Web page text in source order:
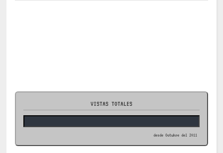
VISTAS TOTALES
desde Octubre del 2011